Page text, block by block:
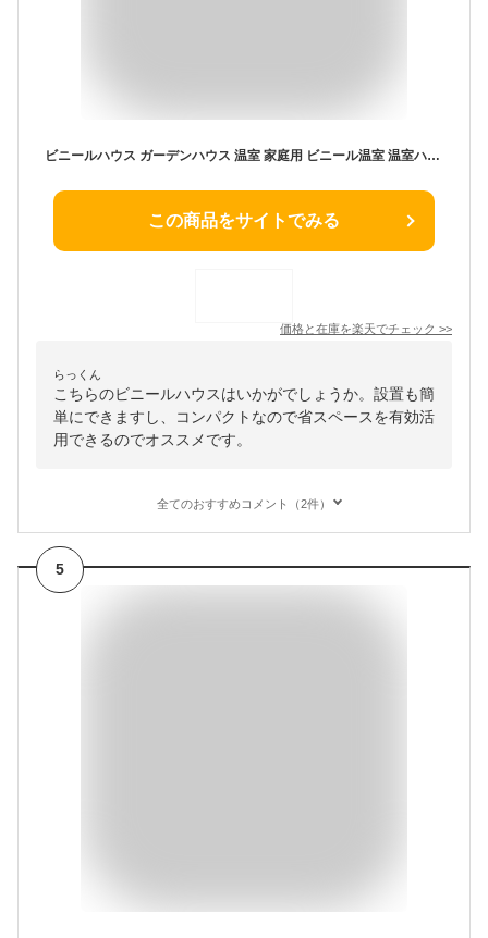
ビニールハウス ガーデンハウス 温室 家庭用 ビニール温室 温室ハウス おしゃれ DIY ビニール 小型 簡易 農業 ミニ ベランダ
この商品をサイトでみる
価格と在庫を楽天でチェック >>
らっくん
こちらのビニールハウスはいかがでしょうか。設置も簡
単にできますし、コンパクトなので省スペースを有効活
用できるのでオススメです。
全てのおすすめコメント（2件）
5